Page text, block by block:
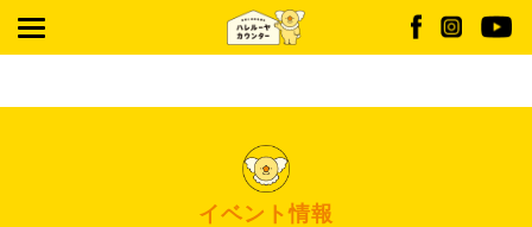
Warning : Undefined array key "post_type" in/home/r9322066/public_html/hallelu-
jah.jp/wp/wp-content/themes/HALLELUJAH/date.php
イベント情報